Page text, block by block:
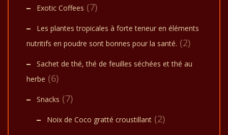
Exotic Coffees (7)
Les plantes tropicales à forte teneur en éléments
nutritifs en poudre sont bonnes pour la santé. (2)
Sachet de thé, thé de feuilles séchées et thé au
herbe (6)
Snacks (7)
Noix de Coco gratté croustillant (2)